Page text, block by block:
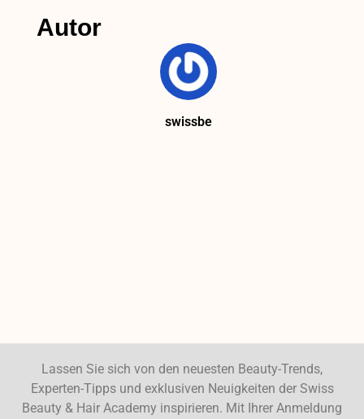
Autor
swissbe
Lassen Sie sich von den neuesten Beauty-Trends,
Experten-Tipps und exklusiven Neuigkeiten der Swiss
Beauty & Hair Academy inspirieren. Mit Ihrer Anmeldung